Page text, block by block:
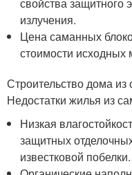
излучения.
Цена саманных
стоимости исходных
Строительство дома
Недостатки жилья из
Низкая
защитных
известковой побелки.